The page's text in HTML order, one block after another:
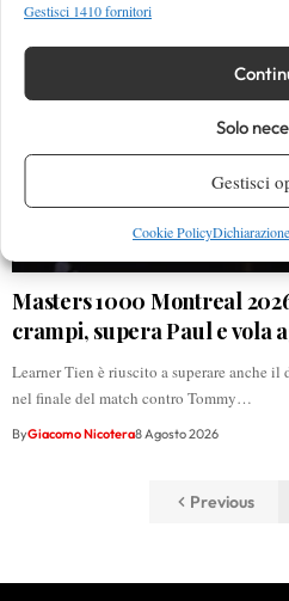
Gestisci 1410 fornitori
Solo
Gestisci
Cookie Policy
Masters 1000 Montreal
crampi, supera Paul e vola
Learner Tien è riuscito a superare anche
nel finale del match contro Tommy…
ByGiacomo Nicotera8 Agosto 2026
Previous